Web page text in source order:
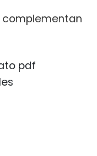
complementan
pdf